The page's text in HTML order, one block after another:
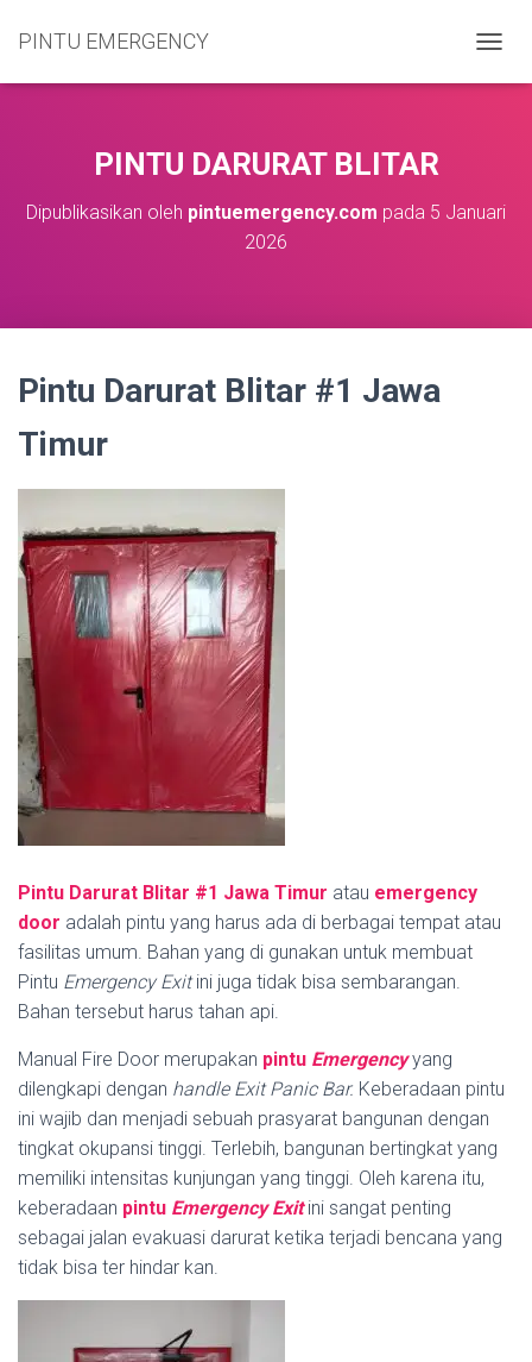
PINTU EMERGENCY
O
A
S
PINTU DARURAT BLITAR
Dipublikasikan oleh pintuemergency.com pada 5 Januari
2026
Pintu Darurat Blitar #1 Jawa
Timur
Pintu Darurat Blitar #1 Jawa Timur atau emergency
door adalah pintu yang harus ada di berbagai tempat atau
fasilitas umum. Bahan yang di gunakan untuk membuat
Pintu Emergency Exitini juga tidak bisa sembarangan.
Bahan tersebut harus tahan api.
Manual Fire Door merupakan pintu Emergencyyang
dilengkapi dengan handleExit Panic Bar. Keberadaan pintu
ini wajib dan menjadi sebuah prasyarat bangunan dengan
tingkat okupansi tinggi. Terlebih, bangunan bertingkat yang
memiliki intensitas kunjungan yang tinggi. Oleh karena itu,
keberadaan pintu Emergency Exitini sangat penting
sebagai jalan evakuasi darurat ketika terjadi bencana yang
tidak bisa ter hindar kan.